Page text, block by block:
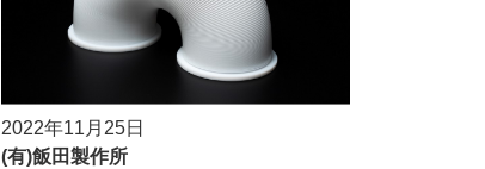
2022年11月25日
(有)飯田製作所